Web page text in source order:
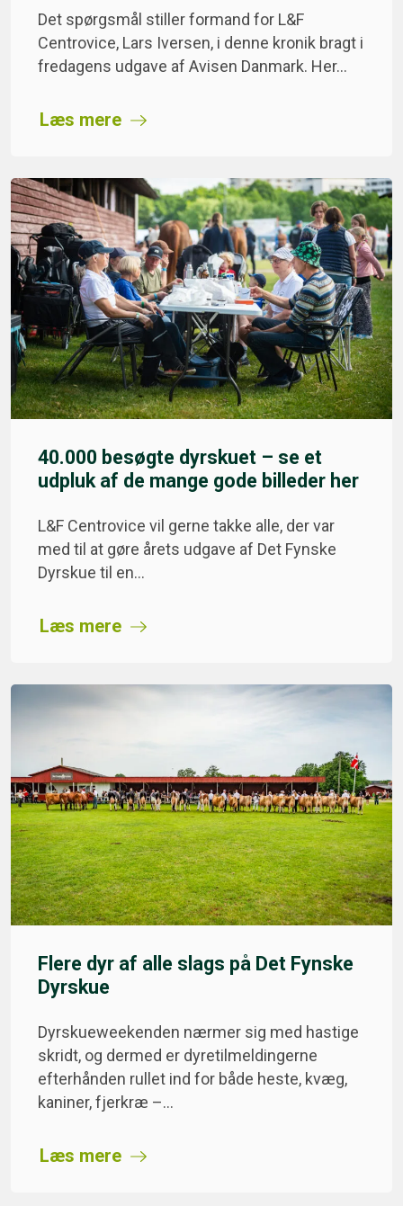
Det spørgsmål stiller formand for L&F
Centrovice, Lars Iversen, i denne kronik bragt i
fredagens udgave af Avisen Danmark. Her…
Læs mere
40.000 besøgte dyrskuet – se et
udpluk af de mange gode billeder her
L&F Centrovice vil gerne takke alle, der var
med til at gøre årets udgave af Det Fynske
Dyrskue til en…
Læs mere
Flere dyr af alle slags på Det Fynske
Dyrskue
Dyrskueweekenden nærmer sig med hastige
skridt, og dermed er dyretilmeldingerne
efterhånden rullet ind for både heste, kvæg,
kaniner, fjerkræ –…
Læs mere